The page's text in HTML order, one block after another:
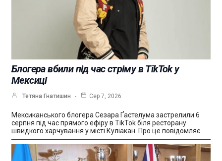
Блогера вбили під час стріму в TikTok у
Мексиці
Тетяна Гнатишин Сер 7, 2026
Мексиканського блогера Сезара Ґастелума застрелили 6
серпня під час прямого ефіру в TikTok біля ресторану
швидкого харчування у місті Куліакан. Про це повідомляє